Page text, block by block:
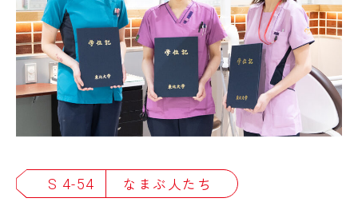
S 4-54 なまぶ人たち